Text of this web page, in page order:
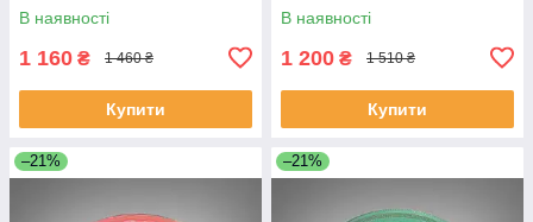
В наявності
1 160 ₴ 1 460 ₴
Купити
В наявності
1 200 ₴ 1 510 ₴
Купити
–21% –21%